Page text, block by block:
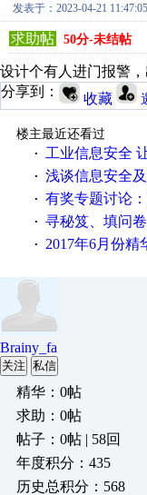
发表于：2023-04-21 11:47:05
求助帖
50分-未结帖
设计个有人进门报警
分享到：
收藏
楼主最近还看过
·
工业信息安全
· 浅谈信息安全
· 有奖专题讨论：面对低压
· 寻秘笈、填问
· 2017年6月份精
Brainy_fa
关注 私信
精华：0帖
求助：0帖
帖子：0帖 | 58回
年度积分：435
历史总积分：568